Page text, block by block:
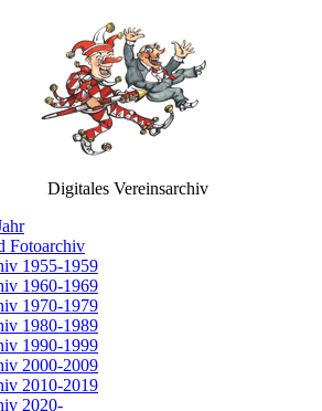
Digitales Vereinsarchiv
Fotoarchiv
1955-1959
1960-1969
1970-1979
1980-1989
1990-1999
2000-2009
2010-2019
2020-